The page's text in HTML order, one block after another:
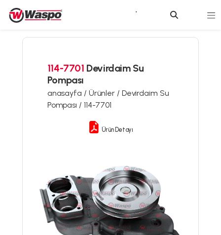
114-7701 Devirdaim Su
Pompası
anasayfa / Ürünler / Devirdaim Su
Pompası / 114-7701
Ürün Detayı